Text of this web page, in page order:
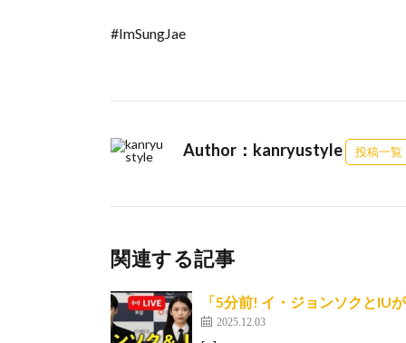
#ImSungJae
Author：kanryustyle 投稿一覧
関連する記事
「5分前! イ・ジョンソクとIU
2025.12.03